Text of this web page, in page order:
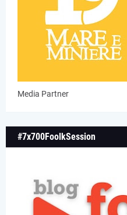
Media Partner
#7x700FoolkSession